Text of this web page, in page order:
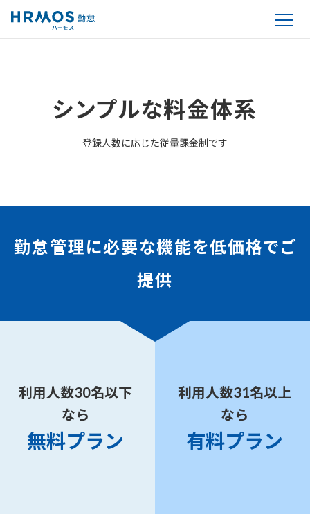
シンプルな料金体系
登録人数に応じた従量課金制です
勤怠管理に必要な機能を低価格でご
提供
利用人数30名以下
なら
無料プラン
利用人数31名以上
なら
有料プラン